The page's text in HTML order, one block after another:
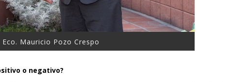
Eco. Mauricio Pozo Crespo
o negativo?